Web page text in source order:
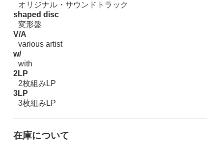
オリジナル・サウンドトラック
shaped disc
変形盤
V/A
various artist
w/
with
2LP
2枚組みLP
3LP
3枚組みLP
在庫について